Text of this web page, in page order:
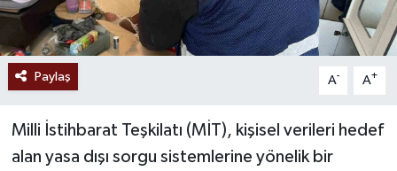
Paylaş A- A+
Milli İstihbarat Teşkilatı (MİT), kişisel verileri hedef
alan yasa dışı sorgu sistemlerine yönelik bir